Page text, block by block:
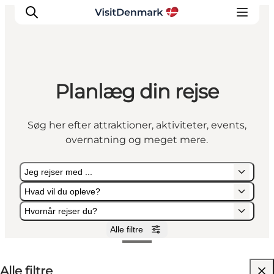
Inspiration
Destinationer
Oplevelser
Planlæg ferien
Planlæg din rejse
Søg her efter attraktioner, aktiviteter, events,
overnatning og meget mere.
Jeg rejser med ...
Hvad vil du opleve?
Hvornår rejser du?
Alle filtre
Jeg rejser med ...
Hvad vil du opleve?
Hvornår rejser du?
Alle filtre